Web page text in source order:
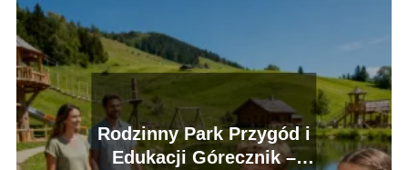
Rodzinny Park Przygód i
Edukacji Górecznik –